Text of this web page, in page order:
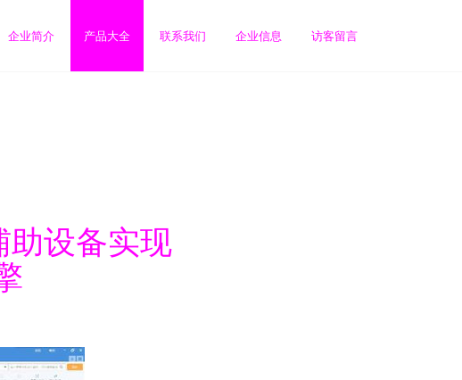
企业简介 产品大全 联系我们 企业信息 访客留言
助设备实现